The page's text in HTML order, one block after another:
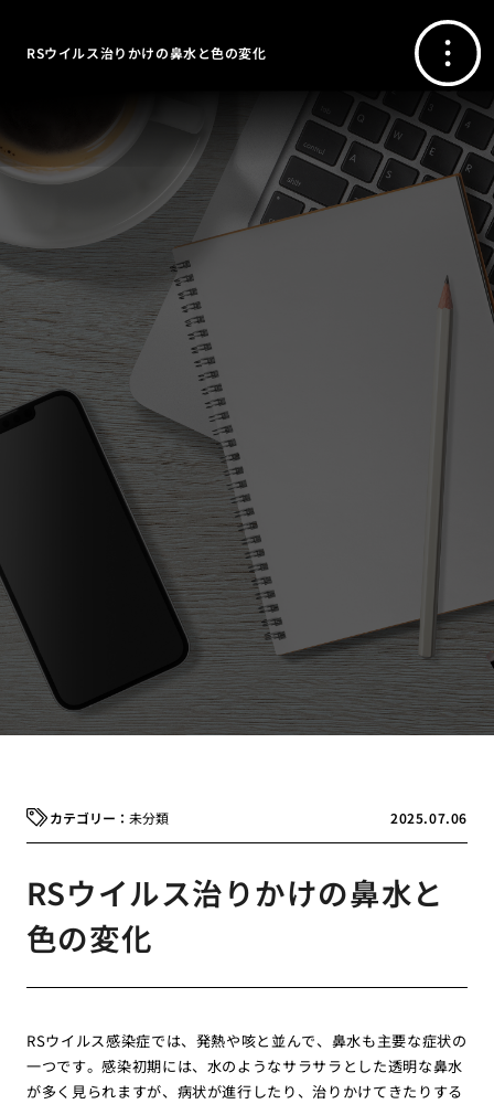
RSウイルス治りかけの鼻水と色の変化
2025.07.06
未分類
RSウイルス治りかけの鼻水と
色の変化
RSウイルス感染症では、発熱や咳と並んで、鼻水も主要な症状の
一つです。感染初期には、水のようなサラサラとした透明な鼻水
が多く見られますが、病状が進行したり、治りかけてきたりする